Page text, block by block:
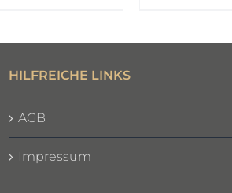
HILFREICHE LINKS
AGB
Impressum